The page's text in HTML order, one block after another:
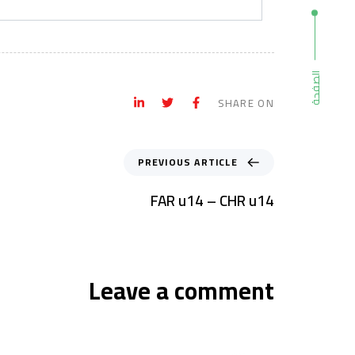
الصفحة SHARE ON
PREVIOUS ARTICLE
FAR u14 – CHR u14
Leave a comment